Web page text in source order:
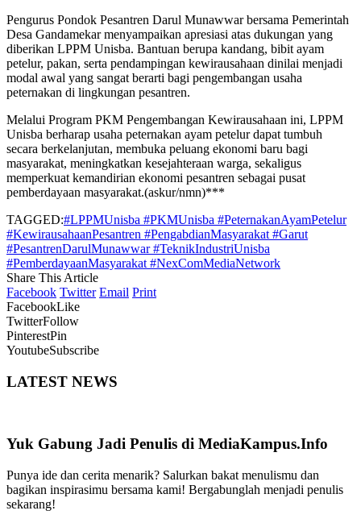
Pengurus Pondok Pesantren Darul Munawwar bersama Pemerintah
Desa Gandamekar menyampaikan apresiasi atas dukungan yang
diberikan LPPM Unisba. Bantuan berupa kandang, bibit ayam
petelur, pakan, serta pendampingan kewirausahaan dinilai menjadi
modal awal yang sangat berarti bagi pengembangan usaha
peternakan di lingkungan pesantren.
Melalui Program PKM Pengembangan Kewirausahaan ini, LPPM
Unisba berharap usaha peternakan ayam petelur dapat tumbuh
secara berkelanjutan, membuka peluang ekonomi baru bagi
masyarakat, meningkatkan kesejahteraan warga, sekaligus
memperkuat kemandirian ekonomi pesantren sebagai pusat
pemberdayaan masyarakat.(askur/nmn)***
TAGGED:#LPPMUnisba #PKMUnisba #PeternakanAyamPetelur
#KewirausahaanPesantren #PengabdianMasyarakat #Garut
#PesantrenDarulMunawwar #TeknikIndustriUnisba
#PemberdayaanMasyarakat #NexComMediaNetwork
Share This Article
Facebook Twitter Email Print
FacebookLike
TwitterFollow
PinterestPin
YoutubeSubscribe
LATEST NEWS
Yuk Gabung Jadi Penulis di MediaKampus.Info
Punya ide dan cerita menarik? Salurkan bakat menulismu dan
bagikan inspirasimu bersama kami! Bergabunglah menjadi penulis
sekarang!